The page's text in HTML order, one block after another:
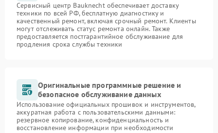
Сервисный центр Bauknecht обеспечивает доставку
техники по всей РФ, бесплатную диагностику и
качественный ремонт, включая срочный ремонт. Клиенты
могут отслеживать статус ремонта онлайн. Также
предоставляется постгарантийное обслуживание для
продления срока службы техники
Оригинальные программные решение и
безопасное обслуживание данных
Использование официальных прошивок и инструментов,
аккуратная работа с пользовательскими данными:
резервное копирование, конфиденциальность и
восстановление информации при необходимости